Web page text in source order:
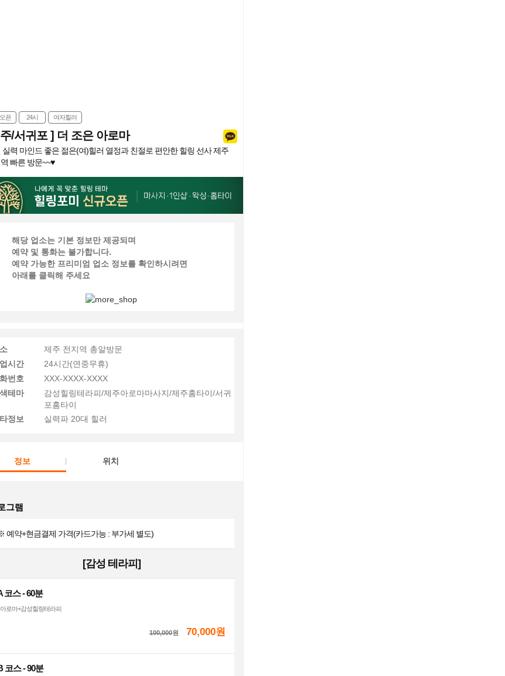
픈 24시 여자힐러
/서귀포 ] 더 조은 아로마
실력 마인드 좋은 젊은(여)힐러 열정과 친절로 편안한 힐링 선사 제주
빠른 방문~~♥
해당 업소는 기본 정보만 제공되며
예약 및 통화는 불가합니다.
예약 가능한 프리미엄 업소 정보를 확인하시려면
아래를 클릭해 주세요
제주 전지역 총알방문
시간
24시간(연중무휴)
번호
XXX-XXXX-XXXX
테마
감성힐링테라피/제주아로마마사지/제주홈타이/서귀
포홈타이
정보
실력파 20대 힐러
정보 위치
그램
예약+현금결제 가격(카드가능 : 부가세 별도)
[감성 테라피]
코스 - 60분
로마+감성힐링테라피
100,000원 70,000원
코스 - 90분